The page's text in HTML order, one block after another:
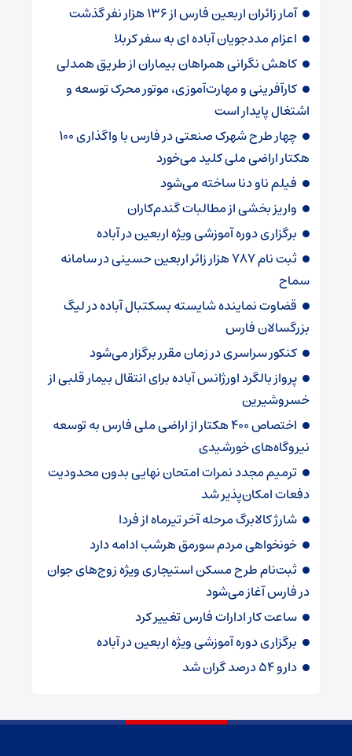
آمار زائران اربعین فارس از ۱۳۶ هزار نفر گذشت
اعزام مددجویان آباده ای به سفر کربلا
کاهش نگرانی همراهان بیماران از طریق همدلی
کارآفرینی و مهارت‌آموزی، موتور محرک توسعه و
اشتغال پایدار است
چهار طرح شهرک صنعتی در فارس با واگذاری ۱۰۰
هکتار اراضی ملی کلید می‌خورد
فیلم ناو دنا ساخته‌ می‌شود
واریز بخشی از مطالبات گندم‌کاران
برگزاری دوره آموزشی ویژه اربعین در آباده
ثبت نام ۷۸۷ هزار زائر اربعین حسینی در سامانه
سماح
قضاوت نماینده شایسته بسکتبال آباده در لیگ
بزرگسالان فارس
کنکور سراسری در زمان مقرر برگزار می‌شود
پرواز بالگرد اورژانس آباده برای انتقال بیمار قلبی از
خسروشیرین
اختصاص ۴۰۰ هکتار از اراضی ملی فارس به توسعه
نیروگاه‌های خورشیدی
ترمیم مجدد نمرات امتحان نهایی بدون محدودیت
دفعات امکان‌پذیر شد
شارژ کالابرگ‌ مرحله آخر تیرماه از فردا
خونخواهی مردم سورمق هرشب ادامه دارد
ثبت‌نام طرح مسکن استیجاری ویژه زوج‌های جوان
در فارس آغاز می‌شود
ساعت کار ادارات فارس تغییر کرد
برگزاری دوره آموزشی ویژه اربعین در آباده
دارو ۵۴ درصد گران شد